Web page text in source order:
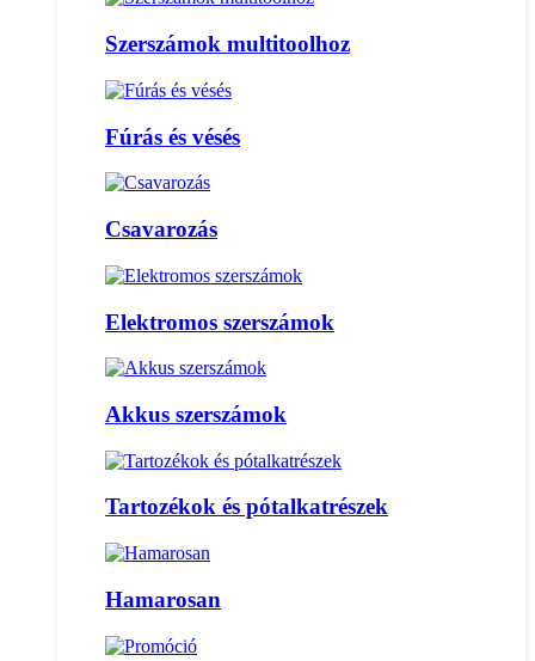
Szerszámok multitoolhoz
Fúrás és vésés
Csavarozás
Elektromos szerszámok
Akkus szerszámok
Tartozékok és pótalkatrészek
Hamarosan